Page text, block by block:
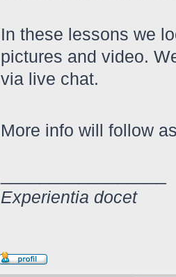
In these lessons we
pictures and video.
via live chat.
More info will follow
Experientia docet